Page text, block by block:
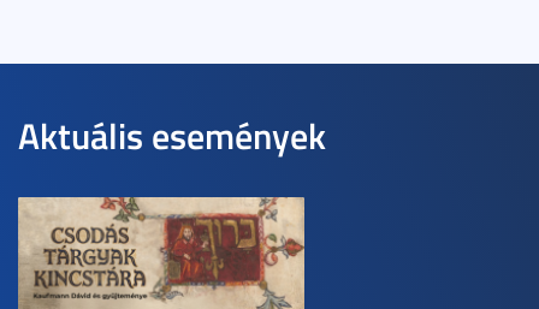
Aktuális események